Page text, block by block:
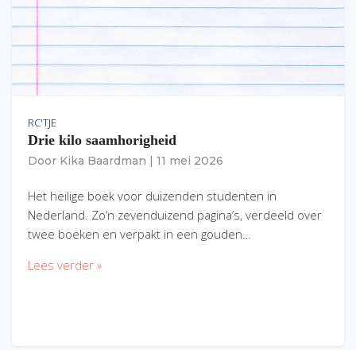
RC'TJE
Drie kilo saamhorigheid
Door Kika Baardman 11 mei 2026
Het heilige boek voor duizenden studenten in
Nederland. Zo’n zevenduizend pagina’s, verdeeld over
twee boeken en verpakt in een gouden…
Lees verder »